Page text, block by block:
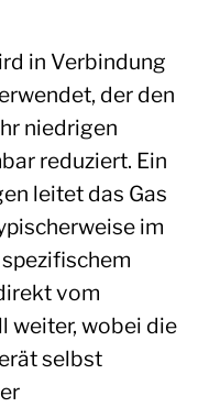
in Verbindung
der den
niedrigen
reduziert. Ein
leitet das Gas
im
vom
weiter, wobei die
selbst